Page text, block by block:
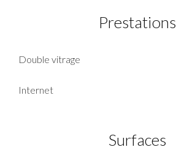
Prestations
Double vitrage
Internet
Surfaces